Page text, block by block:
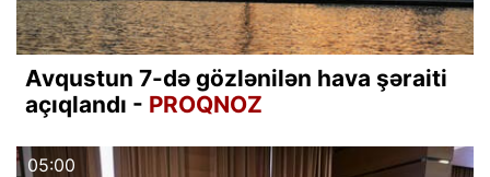
Avqustun 7-də gözlənilən hava şəraiti
açıqlandı - PROQNOZ
05:00